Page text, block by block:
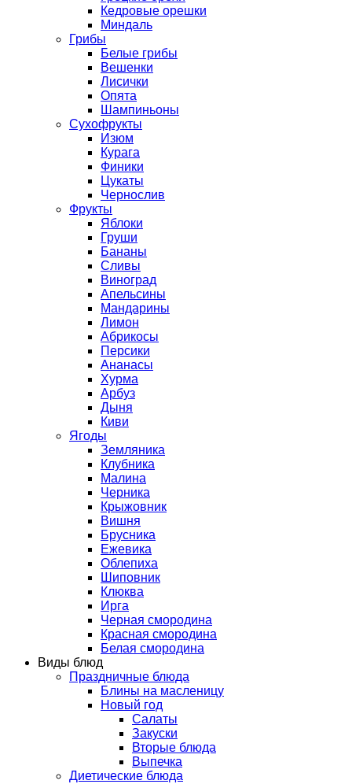
Кедровые орешки
Миндаль
Грибы
Белые грибы
Вешенки
Лисички
Опята
Шампиньоны
Сухофрукты
Изюм
Курага
Финики
Цукаты
Чернослив
Фрукты
Яблоки
Груши
Бананы
Сливы
Виноград
Апельсины
Мандарины
Лимон
Абрикосы
Персики
Ананасы
Хурма
Арбуз
Дыня
Киви
Ягоды
Земляника
Клубника
Малина
Черника
Крыжовник
Вишня
Брусника
Ежевика
Облепиха
Шиповник
Клюква
Ирга
Черная смородина
Красная смородина
Белая смородина
Виды блюд
Праздничные блюда
Блины на масленицу
Новый год
Салаты
Закуски
Вторые блюда
Выпечка
Диетические блюда